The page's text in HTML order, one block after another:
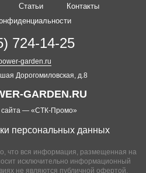
Статьи
Контакты
724-14-25
garden.ru
Дорогомиловская, д.8
что вся информация, размещенная на
исключительно информационный
не являются публичной офертой,
GARDEN.RU
сайта — «СТК-Промо»
персональных данных